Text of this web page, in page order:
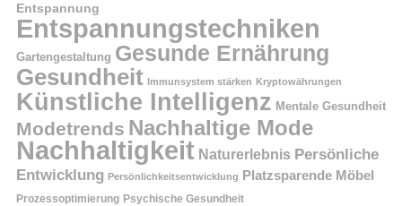
Entspannung
Entspannungstechniken
Gartengestaltung Gesunde Ernährung
Gesundheit Immunsystem stärken Kryptowährungen
Künstliche Intelligenz Mentale Gesundheit
Modetrends Nachhaltige Mode
Nachhaltigkeit Naturerlebnis Persönliche
Entwicklung Persönlichkeitsentwicklung Platzsparende Möbel
Prozessoptimierung Psychische Gesundheit